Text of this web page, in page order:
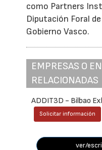
como Partners
Diputación Foral
Gobierno Vasco.
EMPRESAS O
RELACIONADAS
ADDIT3D - Bilbao
Solicitar información
ver/